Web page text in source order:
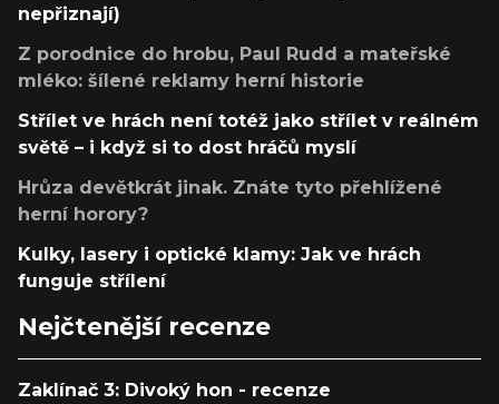
nepřiznají)
Z porodnice do hrobu, Paul Rudd a mateřské
mléko: šílené reklamy herní historie
Střílet ve hrách není totéž jako střílet v reálném
světě – i když si to dost hráčů myslí
Hrůza devětkrát jinak. Znáte tyto přehlížené
herní horory?
Kulky, lasery i optické klamy: Jak ve hrách
funguje střílení
Nejčtenější recenze
Zaklínač 3: Divoký hon - recenze